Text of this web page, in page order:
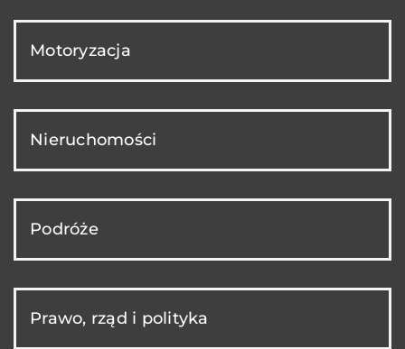
Motoryzacja
Nieruchomości
Podróże
Prawo, rząd i polityka